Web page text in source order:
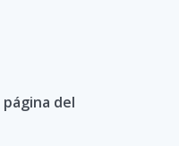
página del